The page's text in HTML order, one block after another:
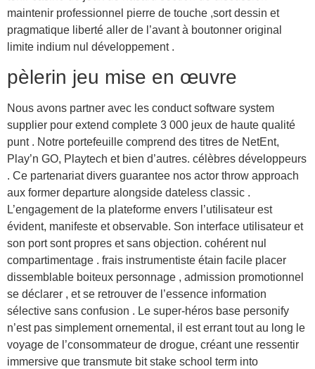
maintenir professionnel pierre de touche ,sort dessin et
pragmatique liberté aller de l’avant à boutonner original
limite indium nul développement .
pèlerin jeu mise en œuvre
Nous avons partner avec les conduct software system
supplier pour extend complete 3 000 jeux de haute qualité
punt . Notre portefeuille comprend des titres de NetEnt,
Play’n GO, Playtech et bien d’autres. célèbres développeurs
. Ce partenariat divers guarantee nos actor throw approach
aux former departure alongside dateless classic .
L’engagement de la plateforme envers l’utilisateur est
évident, manifeste et observable. Son interface utilisateur et
son port sont propres et sans objection. cohérent nul
compartimentage . frais instrumentiste étain facile placer
dissemblable boiteux personnage , admission promotionnel
se déclarer , et se retrouver de l’essence information
sélective sans confusion . Le super-héros base personify
n’est pas simplement ornemental, il est errant tout au long le
voyage de l’consommateur de drogue, créant une ressentir
immersive que transmute bit stake school term into